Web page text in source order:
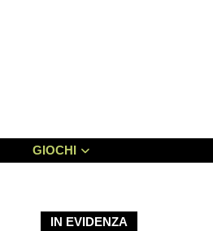
GIOCHI
IN EVIDENZA